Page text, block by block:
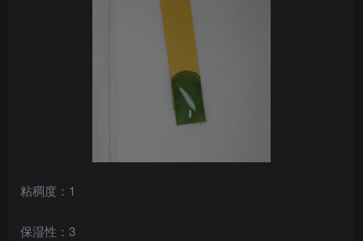
粘稠度：1
保湿性：3